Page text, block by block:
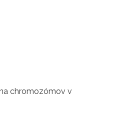
chromozómov v